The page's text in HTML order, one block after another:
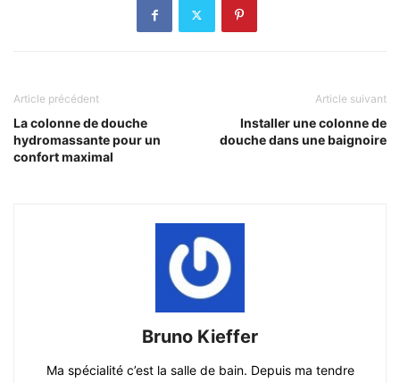
Article précédent
La colonne de douche
hydromassante pour un
confort maximal
Article suivant
Installer une colonne de
douche dans une baignoire
Bruno Kieffer
Ma spécialité c’est la salle de bain. Depuis ma tendre